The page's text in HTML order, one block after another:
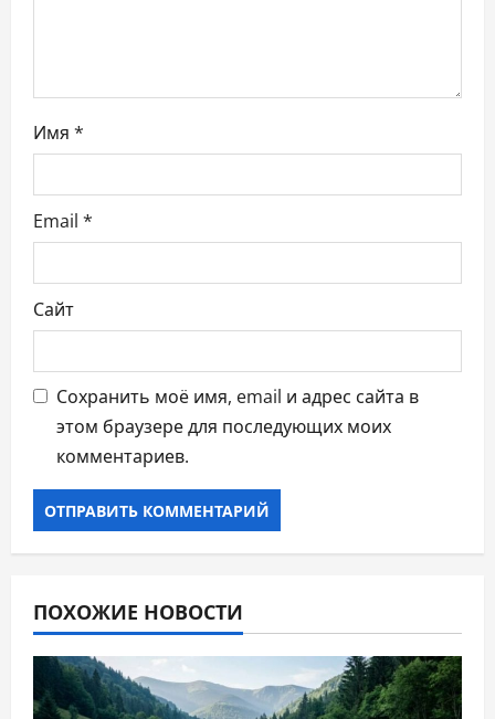
с
я
Имя *
Email *
Сайт
Сохранить моё имя, email и адрес сайта в
этом браузере для последующих моих
комментариев.
ПОХОЖИЕ НОВОСТИ